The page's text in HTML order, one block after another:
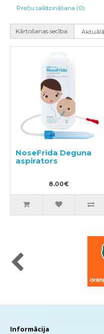
Preču salīdzināšana (0)
Kārtošanas secība:
NoseFrida Deguna
aspirators
8.00€
Informācija